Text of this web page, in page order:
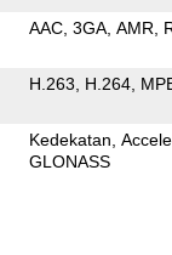
AAC 3GA AMR
H.263 H.264
Kedekatan
GLONASS